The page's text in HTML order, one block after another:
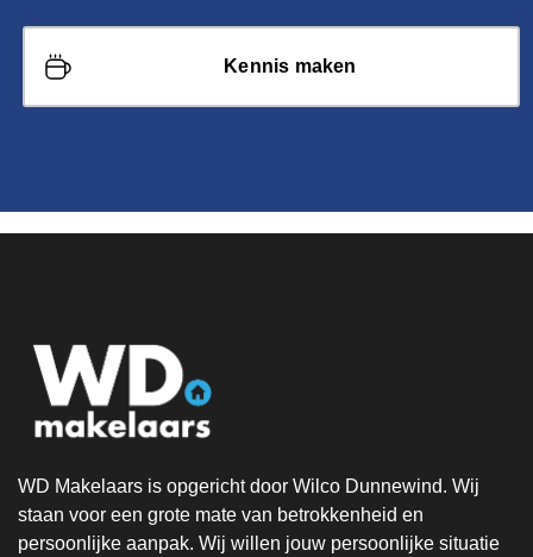
Kennis maken
WD Makelaars is opgericht door Wilco Dunnewind. Wij
staan voor een grote mate van betrokkenheid en
persoonlijke aanpak. Wij willen jouw persoonlijke situatie